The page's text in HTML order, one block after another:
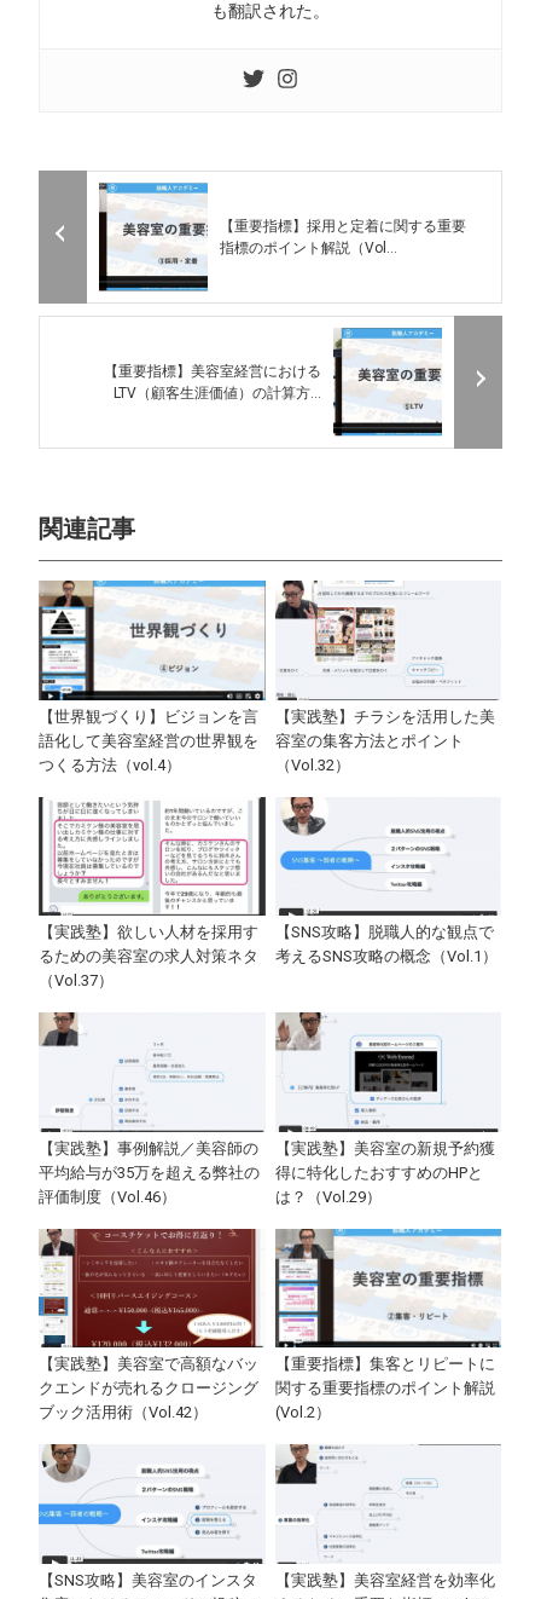
も翻訳された。
【重要指標】採用と定着に関する重要
指標のポイント解説（Vol...
【重要指標】美容室経営における
LTV（顧客生涯価値）の計算方...
関連記事
【世界観づくり】ビジョンを言
語化して美容室経営の世界観を
つくる方法（vol.4）
【実践塾】チラシを活用した美
容室の集客方法とポイント
（Vol.32）
【実践塾】欲しい人材を採用す
るための美容室の求人対策ネタ
（Vol.37）
【SNS攻略】脱職人的な観点で
考えるSNS攻略の概念（Vol.1）
【実践塾】事例解説／美容師の
平均給与が35万を超える弊社の
評価制度（Vol.46）
【実践塾】美容室の新規予約獲
得に特化したおすすめのHPと
は？（Vol.29）
【実践塾】美容室で高額なバッ
クエンドが売れるクロージング
ブック活用術（Vol.42）
【重要指標】集客とリピートに
関する重要指標のポイント解説
(Vol.2）
【SNS攻略】美容室のインスタ
【実践塾】美容室経営を効率化